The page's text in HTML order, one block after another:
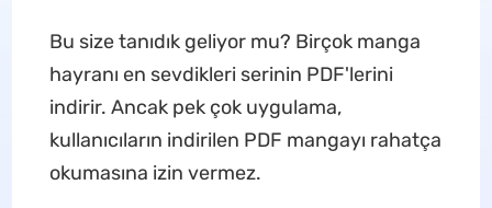
Bu size tanıdık geliyor mu? Birçok manga
hayranı en sevdikleri serinin PDF'lerini
indirir. Ancak pek çok uygulama,
kullanıcıların indirilen PDF mangayı rahatça
okumasına izin vermez.